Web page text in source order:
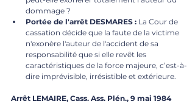
dommage ?
Portée de l'arrêt DESMARES : La Cour de
cassation décide que la faute de la victime
n'exonère l'auteur de l'accident de sa
responsabilité que si elle revêt les
caractéristiques de la force majeure, c’est-à-
dire imprévisible, irrésistible et extérieure.
Arrêt LEMAIRE, Cass. Ass. Plén., 9 mai 1984